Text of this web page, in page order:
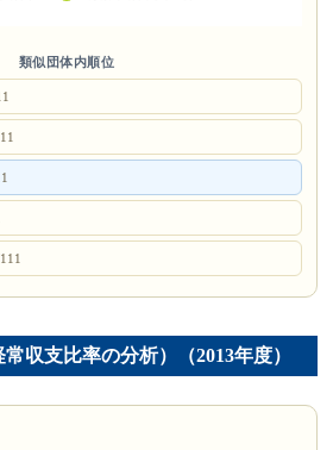
類似団体内順位
収支比率の分析）（2013年度）